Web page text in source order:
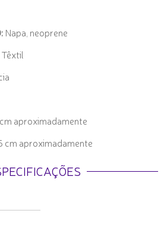
Napa, neoprene
Têxtil
aproximadamente
cm aproximadamente